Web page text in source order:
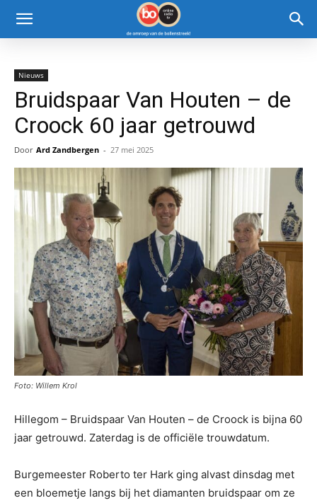
Nieuws
Bruidspaar Van Houten – de
Croock 60 jaar getrouwd
Door Ard Zandbergen - 27 mei 2025
Foto: Willem Krol
Hillegom – Bruidspaar Van Houten – de Croock is bijna 60
jaar getrouwd. Zaterdag is de officiële trouwdatum.
Burgemeester Roberto ter Hark ging alvast dinsdag met
een bloemetje langs bij het diamanten bruidspaar om ze